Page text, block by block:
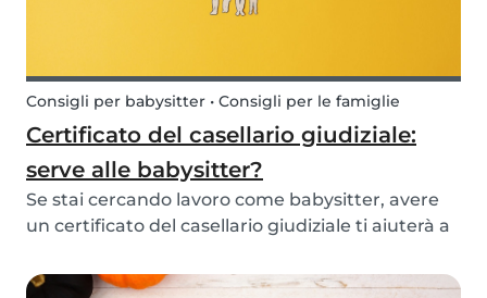
Consigli per babysitter • Consigli per le famiglie
Certificato del casellario giudiziale:
serve alle babysitter?
Se stai cercando lavoro come babysitter, avere
un certificato del casellario giudiziale ti aiuterà a